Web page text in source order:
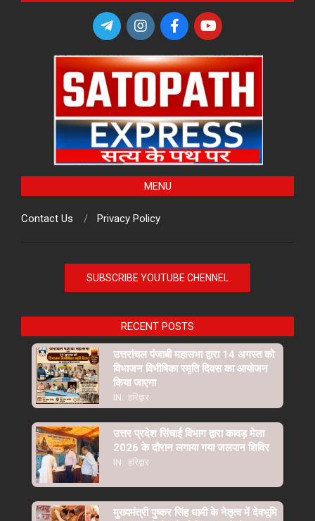
MENU
Contact Us Privacy Policy
SUBSCRIBE YOUTUBE CHENNEL
RECENT POSTS
उत्तरांचल पंजाबी महासभा द्वारा 14 अगस्त को
विभाजन विभीषिका स्मृति दिवस का आयोजन
किया जाएगा
IN: हरिद्वार
उत्तर प्रदेश सिंचाई विभाग द्वारा कावड़ मेला
2026 के दौरान लगाया गया जलपान शिविर
IN: हरिद्वार
मुख्यमंत्री पुष्कर सिंह धामी के नेतृत्व में देवभूमि